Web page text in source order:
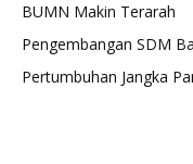
BUMN Makin Terarah
Pengembangan SDM
Pertumbuhan Jangka